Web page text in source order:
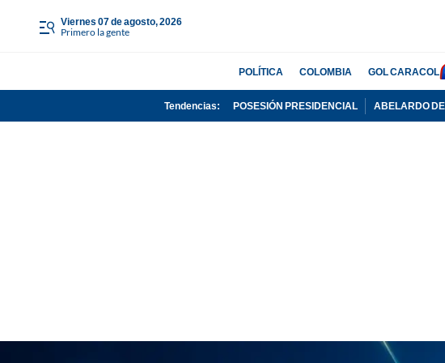
viernes 07 de agosto, 2026
Primero la gente
POLÍTICA COLOMBIA GOL CARACOL
Tendencias: POSESIÓN PRESIDENCIAL ABELARDO